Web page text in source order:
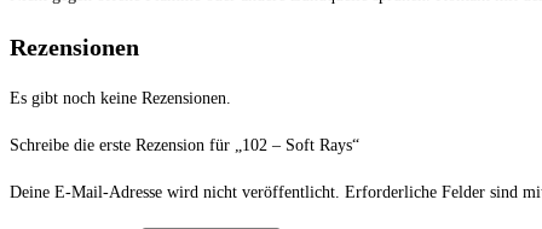
Rezensionen
Es gibt noch keine Rezensionen.
Schreibe die erste Rezension für „102 – Soft Rays“
Deine E-Mail-Adresse wird nicht veröffentlicht. Erforderliche Felder sind